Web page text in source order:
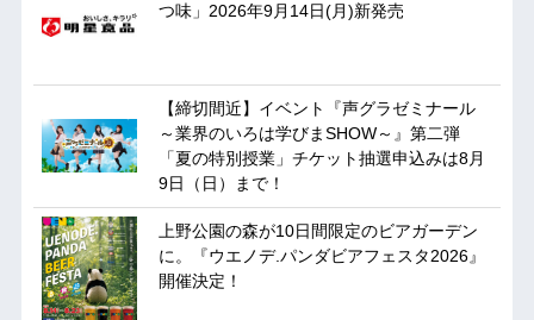
つ味」2026年9月14日(月)新発売
【締切間近】イベント『声グラゼミナール
～業界のいろは学びまSHOW～』第二弾
「夏の特別授業」チケット抽選申込みは8月
9日（日）まで！
上野公園の森が10日間限定のビアガーデン
に。『ウエノデ.パンダビアフェスタ2026』
開催決定！